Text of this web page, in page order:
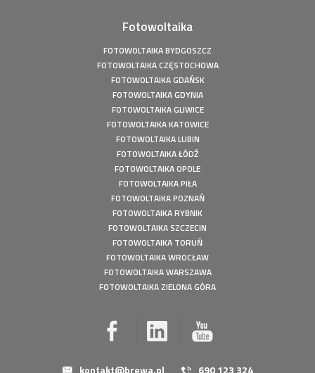
Fotowoltaika
FOTOWOLTAIKA BYDGOSZCZ
FOTOWOLTAIKA CZĘSTOCHOWA
FOTOWOLTAIKA GDAŃSK
FOTOWOLTAIKA GDYNIA
FOTOWOLTAIKA GLIWICE
FOTOWOLTAIKA KATOWICE
FOTOWOLTAIKA LUBIN
FOTOWOLTAIKA ŁÓDŹ
FOTOWOLTAIKA OPOLE
FOTOWOLTAIKA PIŁA
FOTOWOLTAIKA POZNAŃ
FOTOWOLTAIKA RYBNIK
FOTOWOLTAIKA SZCZECIN
FOTOWOLTAIKA TORUŃ
FOTOWOLTAIKA WROCŁAW
FOTOWOLTAIKA WARSZAWA
FOTOWOLTAIKA ZIELONA GÓRA
kontakt@brewa.pl 690 123 324